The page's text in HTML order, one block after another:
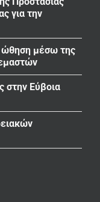
για την
ώθηση μέσω της
στην Εύβοια